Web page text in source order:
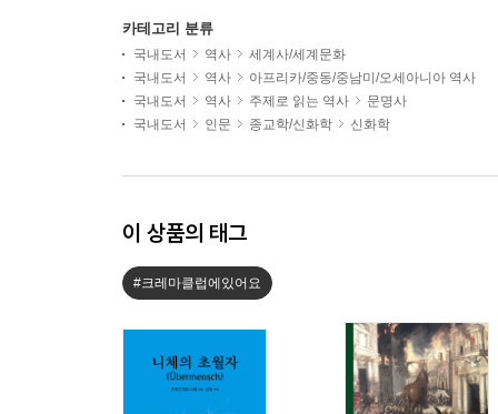
카테고리 분류
국내도서 역사
세계사/세계문화
국내도서
역사
아프리카/중동/중남미/오세아니아 역사
국내도서
역사 주제로 읽는 역사
문명사
국내도서
인문 종교학/신화학 신화학
이 상품의 태그
#크레마클럽에있어요